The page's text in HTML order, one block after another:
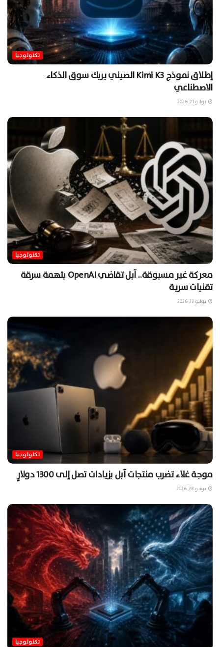
تكنولوجيا
إطلاق نموذج Kimi K3 الصيني يربك سوق الذكاء
الاصطناعي
يوليو 21, 2026
تكنولوجيا
معركة غير مسبوقة.. آبل تقاضي OpenAI بتهمة سرقة
تقنيات سرية
يوليو 13, 2026
تكنولوجيا
موجة غلاء تضرب منتجات آبل بزيادات تصل إلى 1300 دولارٍ
يونيو 28, 2026
تكنولوجيا